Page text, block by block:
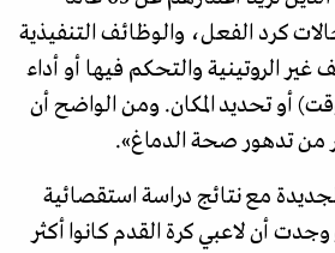
كرد الفعل، والوظائف التنفيذية
غير الروتينية والتحكم فيها أو أداء
أو تحديد المكان. ومن الواضح أن
من تدهور صحة الدماغ».
مع نتائج دراسة استقصائية
أن لاعبي كرة القدم كانوا أكثر